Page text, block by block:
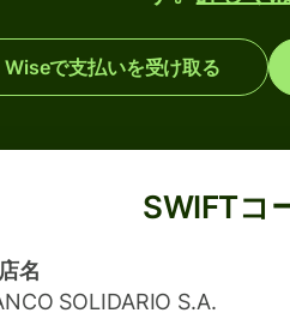
Wiseで支払いを受け取る
SWIFTコ
名
SOLIDARIO S.A.